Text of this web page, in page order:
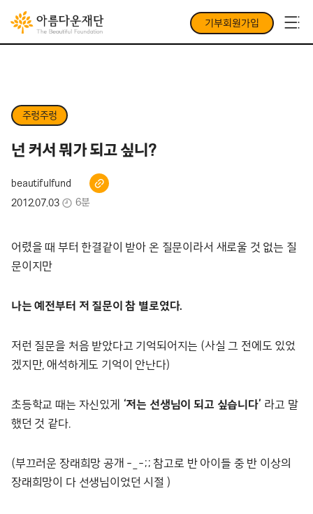
기부회원가입
주렁주렁
넌 커서 뭐가 되고 싶니?
beautifulfund
2012.07.03
6분
어렸을 때 부터 한결같이 받아 온 질문이라서 새로울 것 없는 질
문이지만
나는 예전부터 저 질문이 참 별로였다.
저런 질문을 처음 받았다고 기억되어지는 (사실 그 전에도 있었
겠지만, 애석하게도 기억이 안난다)
초등학교 때는 자신있게 ‘저는 선생님이 되고 싶습니다’ 라고 말
했던 것 같다.
(부끄러운 장래희망 공개 -_-;; 참고로 반 아이들 중 반 이상의
장래희망이 다 선생님이었던 시절 )